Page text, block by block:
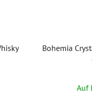
Bohemia
Auf